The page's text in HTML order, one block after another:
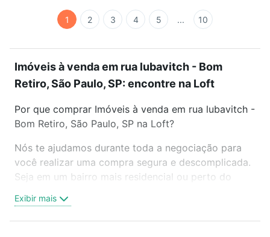
1 2 3 4 5 ... 10
Imóveis à venda em rua lubavitch - Bom
Retiro, São Paulo, SP: encontre na Loft
Por que comprar Imóveis à venda em rua lubavitch -
Bom Retiro, São Paulo, SP na Loft?
Nós te ajudamos durante toda a negociação para
você realizar uma compra segura e descomplicada.
Seja em um bairro mais residencial ou perto do
oferta ideal de Imóveis à venda em rua lubavitch -
Bom Retiro, São Paulo, SP para conquistar seu
Exibir mais